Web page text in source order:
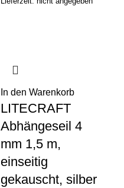
In den Warenkorb
LITECRAFT
Abhängeseil 4
mm 1,5 m,
einseitig
gekauscht, silber